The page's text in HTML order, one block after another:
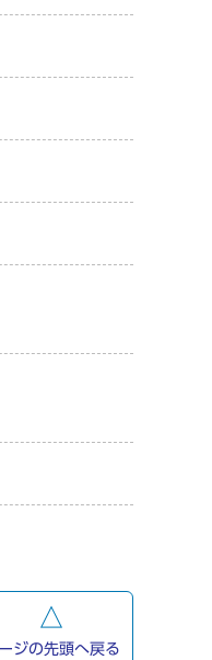
ジの先頭へ戻る